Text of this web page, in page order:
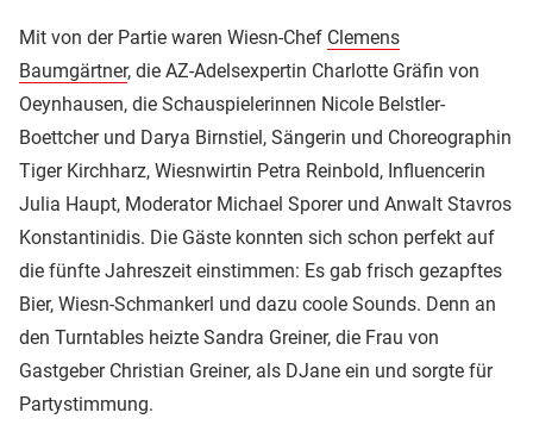
Mit von der Partie waren Wiesn-Chef Clemens
Baumgärtner, die AZ-Adelsexpertin Charlotte Gräfin von
Oeynhausen, die Schauspielerinnen Nicole Belstler-
Boettcher und Darya Birnstiel, Sängerin und Choreographin
Tiger Kirchharz, Wiesnwirtin Petra Reinbold, Influencerin
Julia Haupt, Moderator Michael Sporer und Anwalt Stavros
Konstantinidis. Die Gäste konnten sich schon perfekt auf
die fünfte Jahreszeit einstimmen: Es gab frisch gezapftes
Bier, Wiesn-Schmankerl und dazu coole Sounds. Denn an
den Turntables heizte Sandra Greiner, die Frau von
Gastgeber Christian Greiner, als DJane ein und sorgte für
Partystimmung.